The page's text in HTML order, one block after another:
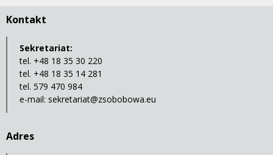
Kontakt
Sekretariat:
tel. +48 18 35 30 220
tel. +48 18 35 14 281
tel. 579 470 984
e-mail: sekretariat@zsobobowa.eu
Adres